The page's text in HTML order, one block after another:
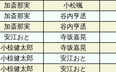
加斎那実 小松颯
加斎那実 谷内亨丞
加斎那実 谷内亨丞
安江おと 寺坂嘉晃
小椋健太郎 寺坂嘉晃
小椋健太郎 安江おと
小椋健太郎 安江おと